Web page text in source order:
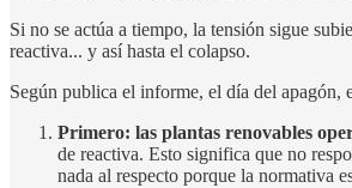
Si no se actúa a tiempo, la tensión sigue
reactiva... y así hasta el colapso.
Según publica el informe, el día del apagón,
Primero: las plantas renovables
de reactiva. Esto significa que no
nada al respecto porque la normativa